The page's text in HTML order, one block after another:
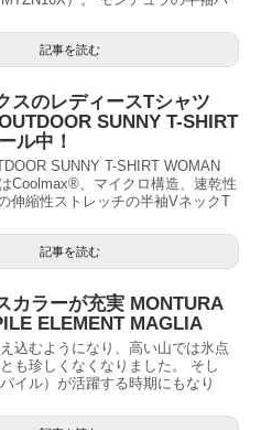
記事を読む
スのレディースTシャツ
SUNNY T-SHIRT
ル中！
SUNNY T-SHIRT WOMAN
Coolmax®、マイクロ構造、速乾性
伸縮性ストレッチの半袖VネックT
記事を読む
カラーが充実 MONTURA
ELEMENT MAGLIA
込むようになり、高い山では氷点
も珍しくなくなりました。 そし
イル）が活躍する時期にもなり